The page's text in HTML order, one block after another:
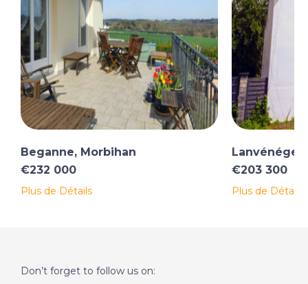
Beganne, Morbihan
€232 000
Plus de Détails
€203 300
Plus de Détails
Don’t forget to follow us on: